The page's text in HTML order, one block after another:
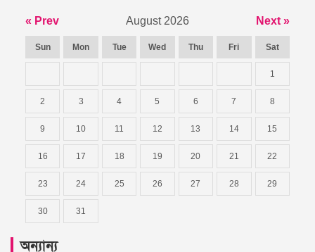
« Prev August 2026 Next »
Sun Mon Tue Wed Thu Fri Sat
1
2 3 4 5 6 7 8
9 10 11 12 13 14 15
16 17 18 19 20 21 22
23 24 25 26 27 28 29
30 31
অন্যান্য